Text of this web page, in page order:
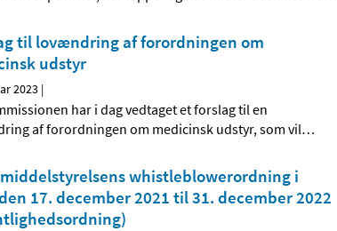
til lovændring af forordningen om
udstyr
2023 |
har i dag vedtaget et forslag til en
af forordningen om medicinsk udstyr, som vil…
whistleblowerordning i
17. december 2021 til 31. december 2022